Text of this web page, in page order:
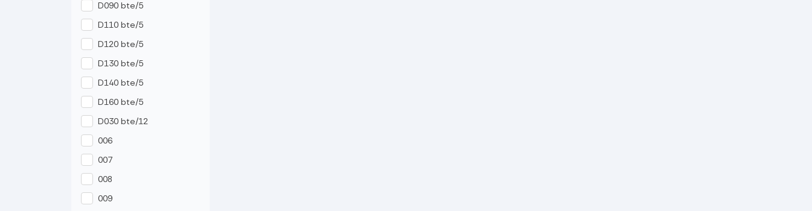
D090 bte/5
D110 bte/5
D120 bte/5
D130 bte/5
D140 bte/5
D160 bte/5
D030 bte/12
006
007
008
009